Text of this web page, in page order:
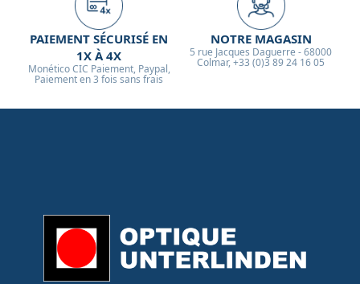
PAIEMENT SÉCURISÉ EN
1X À 4X
Monético CIC Paiement, Paypal,
Paiement en 3 fois sans frais
NOTRE MAGASIN
5 rue Jacques Daguerre - 68000
Colmar, +33 (0)3 89 24 16 05